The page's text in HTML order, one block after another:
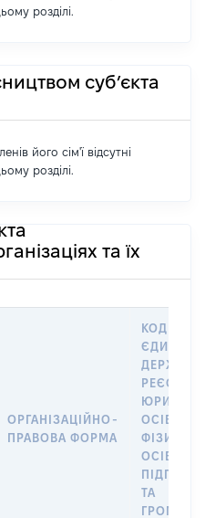
розділі.
суб’єкта
його сім'ї відсутні
розділі.
та їх
ОРГАНІЗАЦІЙНО-
ПРАВОВА ФОРМА
КОД В
РЕЄСТРІ
ОСІБ,
ОСІБ –
ТА